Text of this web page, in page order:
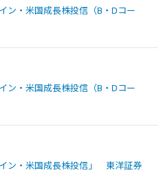
ン・米国成長株投信（B・Dコー
ン・米国成長株投信（B・Dコー
イン・米国成長株投信」 東洋証券